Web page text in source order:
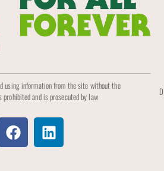
using information from the site without the
prohibited and is prosecuted by law